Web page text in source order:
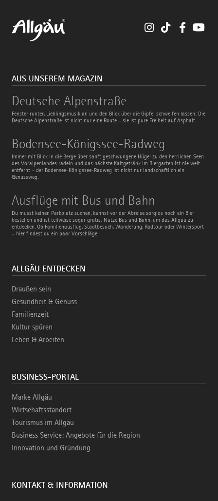
InstagramTikTok
AUS UNSEREM MAGAZIN
Deutsche Alpenstraße
Fenster runter, Lieblingsmusik an und den Blick über die Gipfel schweifen lassen: Die
Deutsche Alpenstraße ist nicht nur eine Route – sie ist pure Freiheit auf Asphalt.
Deutsche
Alpenstraße
Bodensee-Königssee-Radweg
Immer mit Blick in die Berge über sanft geschwungene Hügel zu den herrlichen Seen
des Voralpenlandes radeln und das nächste Kaltgetränk im Biergarten ist nie weit
entfernt – der Bodensee-Königssee-Radweg ist nicht nur landschaftlich ein
Genussweg.
Bodensee-
Königssee-
Radweg
Ausflüge mit Bus und Bahn
Du musst keinen Parkplatz suchen, kannst vor der Abreise sorglos noch ein Bier
bestellen und ist teilweise sogar gratis: Nutze Bus und Bahn, um das Allgäu zu
entdecken. Ob Familienausflug, Stadtbesuch, Wanderung, Radtour oder Wintersport
– hier findest du ein paar Vorschläge.
Ausflüge
mit
Bus
und
Bahn
ALLGÄU ENTDECKEN
Draußen sein
Gesundheit & Genuss
Familienzeit
Kultur spüren
Leben & Arbeiten
BUSINESS-PORTAL
Marke Allgäu
Wirtschaftsstandort
Tourismus im Allgäu
Business Service: Angebote für die Region
Innovation und Gründung
KONTAKT & INFORMATION